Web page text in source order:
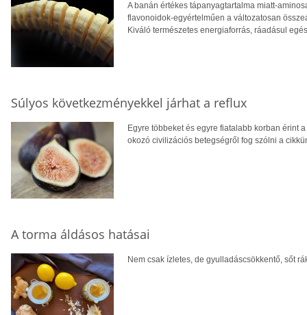
A banán értékes tápanyagtartalma miatt-
flavonoidok-egyértelműen a változatosan
Kiváló természetes energiaforrás, ráadásul
Súlyos következményekkel járhat a reflux
Egyre többeket és egyre fiatalabb korban érint
okozó civilizációs betegségről fog szólni a
A torma áldásos hatásai
Nem csak ízletes, de gyulladáscsökkentő, sőt